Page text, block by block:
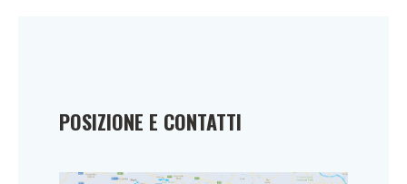
POSIZIONE E CONTATTI